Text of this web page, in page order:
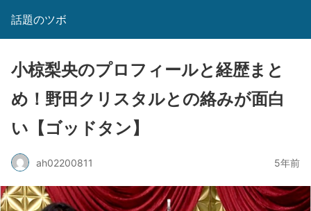
話題のツボ
小椋梨央のプロフィールと経歴まと
め！野田クリスタルとの絡みが面白
い【ゴッドタン】
ah02200811 5年前